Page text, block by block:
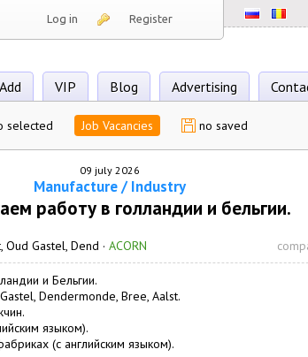
Log in Register
VIP Blog Advertising
selected Job Vacancies no saved
09 july 2026
Manufacture / Industry
работу в голландии и бельгии.
Oud Gastel, Dend · ACORN
и Бельгии.
Dendermonde, Bree, Aalst.
языком).
(с английским языком).